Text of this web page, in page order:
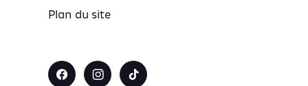
Plan du site